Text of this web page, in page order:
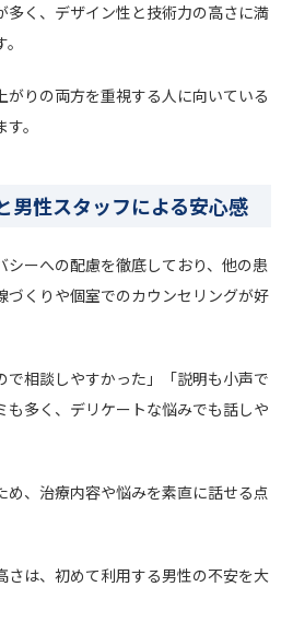
多く、デザイン性と技術力の高さに満
りの両方を重視する人に向いている
。
男性スタッフによる安心感
シーへの配慮を徹底しており、他の患
づくりや個室でのカウンセリングが好
で相談しやすかった」「説明も小声で
も多く、デリケートな悩みでも話しや
め、治療内容や悩みを素直に話せる点
さは、初めて利用する男性の不安を大